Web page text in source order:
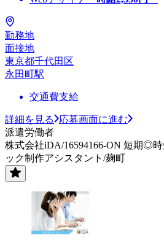
勤務地
面接地
東京都千代田区
永田町駅
交通費支給
詳細を見る
応募画面に進む
派遣労働者
株式会社iDA/16594166-ON 短期◎
ック制作アシスタント/麹町